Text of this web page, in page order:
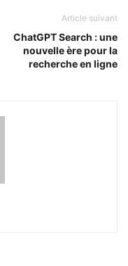
Article suivant
ChatGPT Search : une
nouvelle ère pour la
recherche en ligne